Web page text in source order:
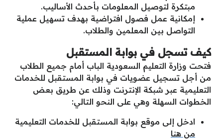
مبتكرة لتوصيل المعلومات بأحدث الأساليب.
إمكانية عمل فصول افتراضية بهدف تسهيل عملية
التواصل بين المعلمين والطلاب.
كيف تسجل في بوابة المستقبل
فتحت وزارة التعليم السعودية الباب أمام جميع الطلاب
من أجل تسجيل عضويات في بوابة المستقبل للخدمات
التعليمية عبر شبكة الإنترنت وذلك عن طريق بعض
الخطوات السهلة وهي على النحو التالي:
ادخل إلى موقع بوابة المستقبل للخدمات التعليمية
من هنا